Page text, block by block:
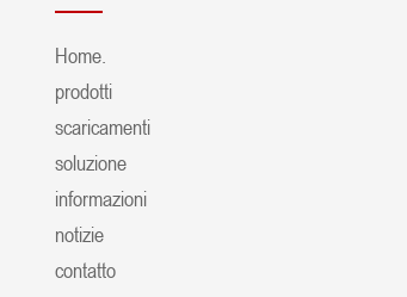
Home.
prodotti
scaricamenti
soluzione
informazioni
notizie
contatto